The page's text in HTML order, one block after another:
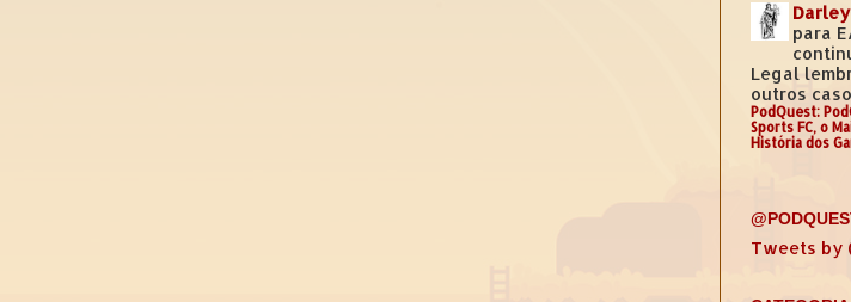
para
Legal
outros
PodQuest:
Sports FC, o
História dos
Tweets by